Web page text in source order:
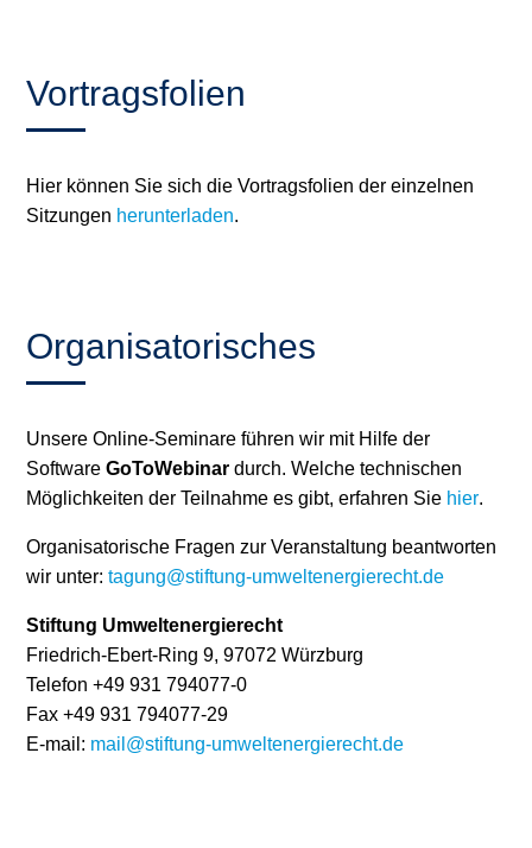
Vortragsfolien
Hier können Sie sich die Vortragsfolien der einzelnen
Sitzungen herunterladen.
Organisatorisches
Unsere Online-Seminare führen wir mit Hilfe der
Software GoToWebinar durch. Welche technischen
Möglichkeiten der Teilnahme es gibt, erfahren Sie hier.
Organisatorische Fragen zur Veranstaltung beantworten
wir unter: tagung@stiftung-umweltenergierecht.de
Stiftung Umweltenergierecht
Friedrich-Ebert-Ring 9, 97072 Würzburg
Telefon +49 931 794077-0
Fax +49 931 794077-29
E-mail: mail@stiftung-umweltenergierecht.de